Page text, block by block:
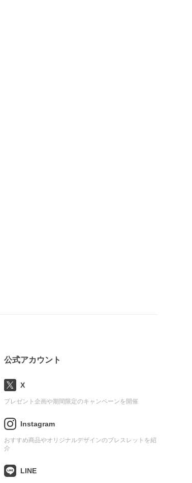
公式アカウント
X
プレゼント企画や期間限定のキャンペーンを開催
Instagram
おすすめ商品やオリジナルデザインのブレスレットを紹
介
LINE